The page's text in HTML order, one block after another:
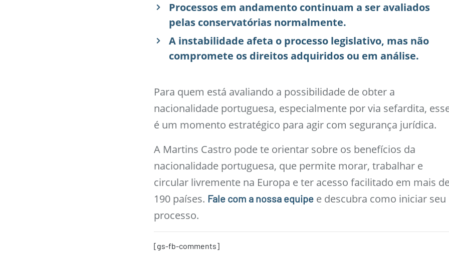
Processos em andamento continuam a ser avaliados
pelas conservatórias normalmente.
A instabilidade afeta o processo legislativo, mas não
compromete os direitos adquiridos ou em análise.
Para quem está avaliando a possibilidade de obter a
nacionalidade portuguesa, especialmente por via sefardita,
é um momento estratégico para agir com segurança jurídica.
A Martins Castro pode te orientar sobre os benefícios da
nacionalidade portuguesa, que permite morar, trabalhar e
circular livremente na Europa e ter acesso facilitado em mais
190 países. Fale com a nossa equipe e descubra como iniciar seu
processo.
[gs-fb-comments]